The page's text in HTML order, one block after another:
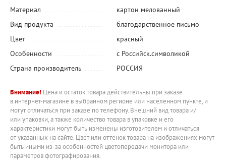
Материал
картон мелованный
Вид продукта
благодарственное письмо
Цвет
красный
Особенности
с Российск.символикой
Страна производитель
РОССИЯ
Внимание! Цена и остаток товара действительны при заказе
в интернет-магазине в выбранном регионе или населенном пункте, и
могут отличаться при заказе по телефону. Внешний вид товара и/
или упаковки, а также количество товара в упаковке и его
характеристики могут быть изменены изготовителем и отличаться
от указанных на сайте. Цвет или оттенок товара на изображениях могут
быть иными из-за особенностей цветопередачи монитора или
параметров фотографирования.